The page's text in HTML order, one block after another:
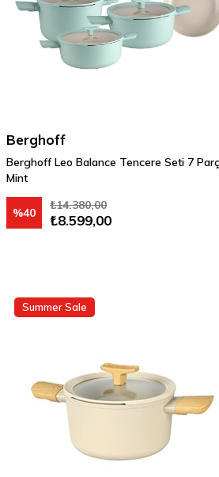
Berghoff
Berghoff Leo Balance Tencere Seti 7
Mint
₺8.599,00
₺14.380,00
%40
Summer Sale